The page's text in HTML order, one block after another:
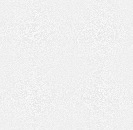
花
坊,